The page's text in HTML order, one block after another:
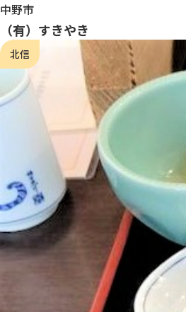
中野市
（有）すきやき
北信